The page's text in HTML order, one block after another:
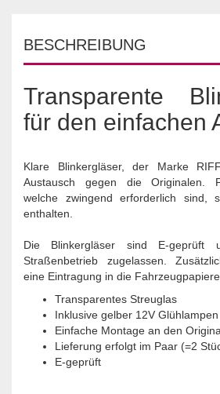
BESCHREIBUNG
Transparente
für den einfachen
Klare Blinkergläser, der Marke
Austausch gegen die Originalen.
welche zwingend erforderlich sind,
enthalten.
Die Blinkergläser sind E-
Straßenbetrieb zugelassen.
eine Eintragung in die
Transparentes Streuglas
Inklusive gelber 12V Glühlampen
Einfache Montage an den
Lieferung erfolgt im Paar (=2
E-geprüft